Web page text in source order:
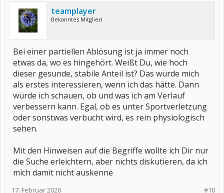
teamplayer
Bekanntes Mitglied
Bei einer partiellen Ablösung ist ja immer noch
etwas da, wo es hingehört. Weißt Du, wie hoch
dieser gesunde, stabile Anteil ist? Das würde mich
als erstes interessieren, wenn ich das hätte. Dann
würde ich schauen, ob und was ich am Verlauf
verbessern kann. Egal, ob es unter Sportverletzung
oder sonstwas verbucht wird, es rein physiologisch
sehen.
Mit den Hinweisen auf die Begriffe wollte ich Dir nur
die Suche erleichtern, aber nichts diskutieren, da ich
mich damit nicht auskenne
#10
17. Februar 2020